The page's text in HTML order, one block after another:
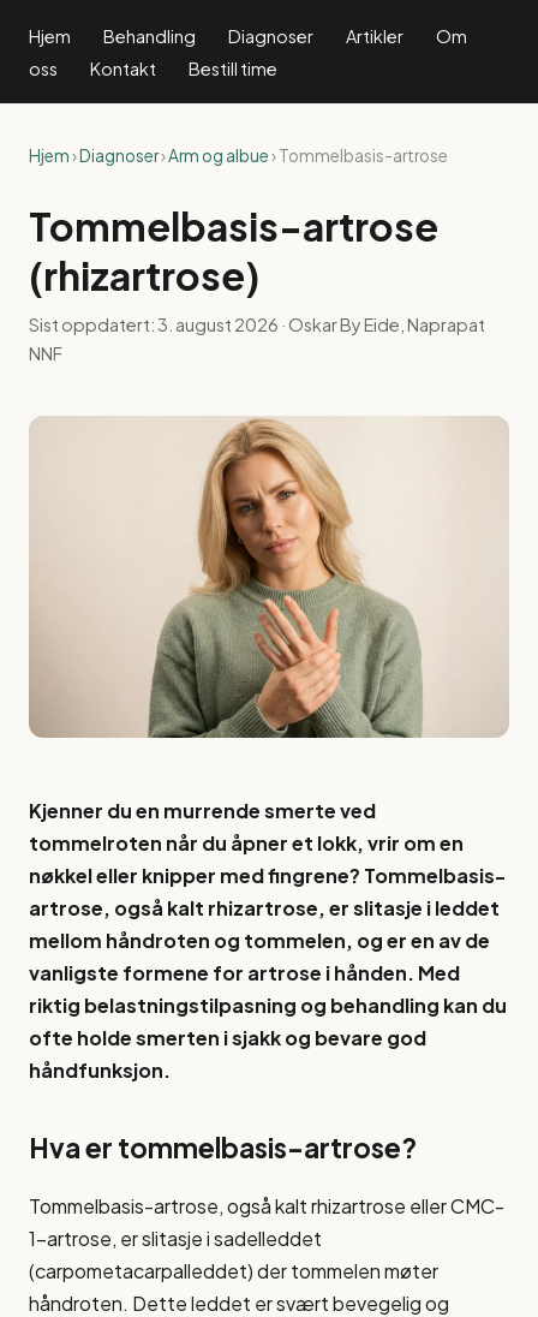
Hjem Behandling Diagnoser Artikler
Om
oss
Kontakt Bestill time
Hjem›Diagnoser›Arm og albue› Tommelbasis-artrose
Tommelbasis-artrose
(rhizartrose)
Sist oppdatert:3. august 2026 · Oskar By Eide, Naprapat
NNF
Kjenner du en murrende smerte ved
tommelroten når du åpner et lokk, vrir om en
nøkkel eller knipper med fingrene? Tommelbasis-
artrose, også kalt rhizartrose, er slitasje i leddet
mellom håndroten og tommelen, og er en av de
vanligste formene for artrose i hånden. Med
riktig belastningstilpasning og behandling kan du
ofte holde smerten i sjakk og bevare god
håndfunksjon.
Hva er tommelbasis-artrose?
Tommelbasis-artrose, også kalt rhizartrose eller CMC-
1-artrose, er slitasje i sadelleddet
(carpometacarpalleddet) der tommelen møter
håndroten. Dette leddet er svært bevegelig og